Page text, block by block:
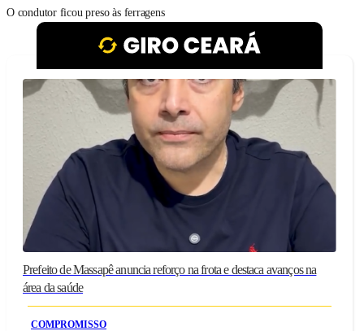
O condutor ficou preso às ferragens
Prefeito de Massapê anuncia reforço na frota e destaca avanços na
área da saúde
COMPROMISSO